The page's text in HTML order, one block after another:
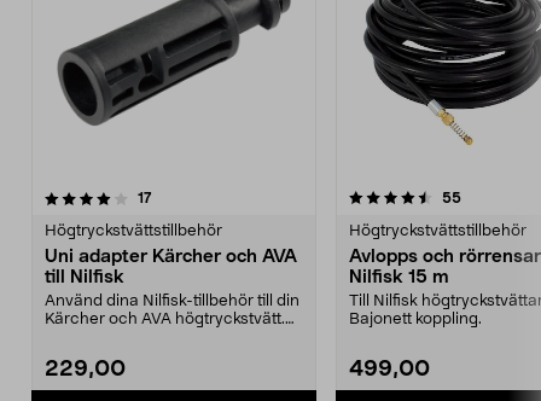
17recensioner
Högtryckstvättstillbehör
Uni adapter Kärcher och AVA
till Nilfisk
Använd dina Nilfisk-tillbehör till din
Kärcher och AVA högtryckstvätt.
229,00
4.5 av 5 stjärnor 55recensioner
Högtryckstvättstillbehör
Avlopps och
Nilfisk 15 m
Till Nilfisk
Bajonett koppling.
499,00
4.0 av 5 stjärnor